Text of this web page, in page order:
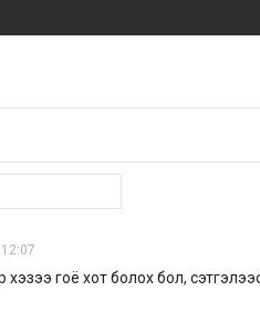
гоё хот болох бол,